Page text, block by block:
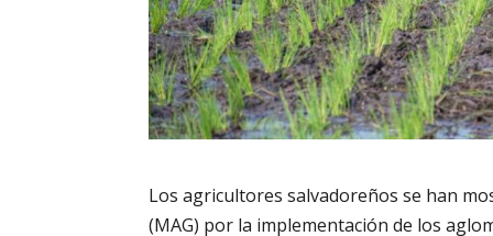
Los agricultores salvadoreños se han
(MAG) por la implementación de los